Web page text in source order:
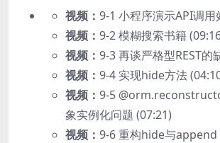
视频： 9-1 小程序演示API调用
视频： 9-2 模糊搜索书籍
视频： 9-3 再谈严格型REST的
视频： 9-4 实现hide方法
视频： 9-5
象实例化问题 (07:21)
视频： 9-6 重构hide与append